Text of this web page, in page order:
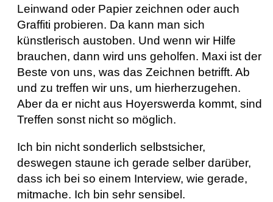
Leinwand oder Papier zeichnen oder auch
Graffiti probieren. Da kann man sich
künstlerisch austoben. Und wenn wir Hilfe
brauchen, dann wird uns geholfen. Maxi ist der
Beste von uns, was das Zeichnen betrifft. Ab
und zu treffen wir uns, um hierherzugehen.
Aber da er nicht aus Hoyerswerda kommt, sind
Treffen sonst nicht so möglich.
Ich bin nicht sonderlich selbstsicher,
deswegen staune ich gerade selber darüber,
dass ich bei so einem Interview, wie gerade,
mitmache. Ich bin sehr sensibel.